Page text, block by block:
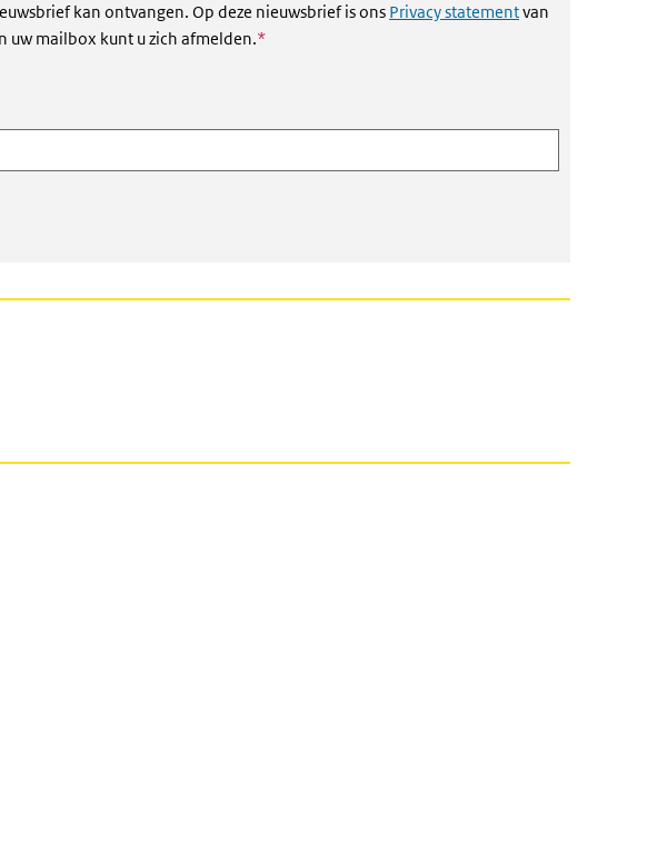
kan ontvangen. Op deze nieuwsbrief is ons Privacy statementvan
uw mailbox kunt u zich afmelden.*Dit veld is verplicht